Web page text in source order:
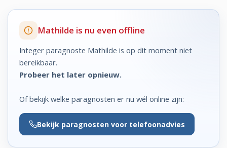
Mathilde is nu even offline
Integer paragnoste Mathilde is op dit moment niet
bereikbaar.
Probeer het later opnieuw.
Of bekijk welke paragnosten er nu wél online zijn:
Bekijk paragnosten voor telefoonadvies